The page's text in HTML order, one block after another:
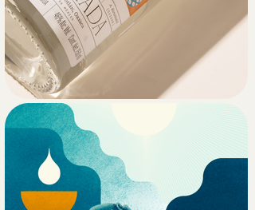
lo nuevo conviven, y el ciclo continúa.